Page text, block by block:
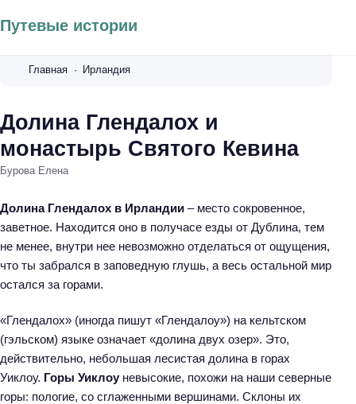
Путевые истории
Главная Ирландия
Долина Глендалох и
монастырь Святого Кевина
Бурова Елена
Долина Глендалох в Ирландии – место сокровенное,
заветное. Находится оно в получасе езды от Дублина, тем
не менее, внутри нее невозможно отделаться от ощущения,
что ты забрался в заповедную глушь, а весь остальной мир
остался за горами.
«Глендалох» (иногда пишут «Глендалоу») на кельтском
(гэльском) языке означает «долина двух озер». Это,
действительно, небольшая лесистая долина в горах
Уиклоу. Горы Уиклоу невысокие, похожи на наши северные
горы: пологие, со сглаженными вершинами. Склоны их